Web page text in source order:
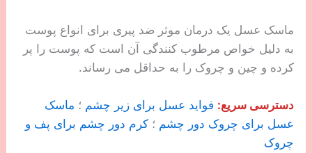
ماسک عسل یک درمان موثر ضد پیری برای انواع پوست
به دلیل خواص مرطوب کنندگی آن است که پوست را پر
کرده و چین و چروک را به حداقل می رساند.
دسترسی سریع: فواید عسل برای زیر چشم ؛ ماسک
عسل برای چروک دور چشم ؛کرم دور چشم برای پف و
چروک